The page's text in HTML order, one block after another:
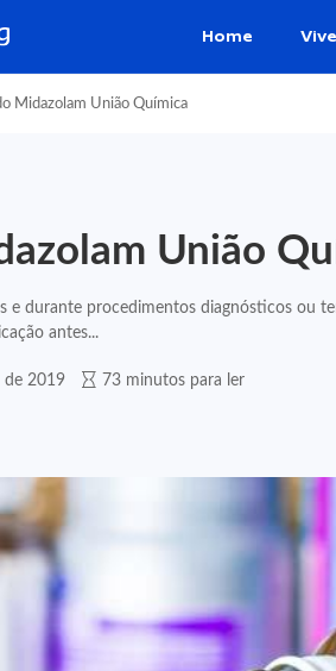
Home
Midazolam União Química
União
e durante procedimentos diagnósticos ou
antes...
de 2019 73 minutos para ler